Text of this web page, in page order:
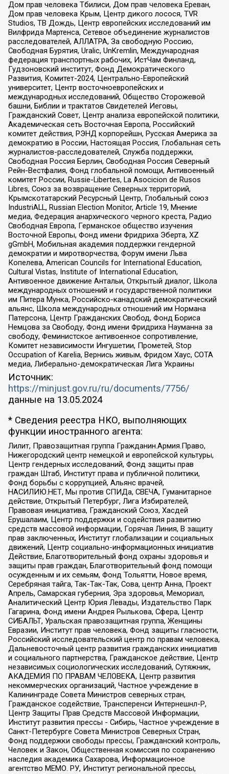
Дом прав человека Тбилиси, Дом прав человека Ереван,
Дом прав человека Крым, Центр дикого лосося, TVR
Studios, ТВ Дождь, Центр европейских исследований им
Вилфрида Мартенса, Сетевое объединение журналистов
расследователей, АЛЛАТРА, За свободную Россию,
Свободная Бурятия, Uralic, UnKremlin, Международная
федерация транспортных рабочих, ИстЧам Финланд,
Гудзоновский институт, Фонд Демократического
Развития, Комитет-2024, Центрально-Европейский
университет, Центр восточноевропейских и
международных исследований, Общество Сторожевой
башни, Библии и трактатов Свидетелей Иеговы,
Гражданский Совет, Центр анализа европейской политики,
Академическая сеть Восточная Европа, Российский
комитет действия, РЭНД корпорейшн, Русская Америка за
демократию в России, Настоящая Россия, Глобальная сеть
журналистов-расследователей, Служба поддержки,
Свободная Россия Берлин, Свободная Россия Северный
Рейн-Вестфалия, Фонд глобальной помощи, Антивоенный
комитет России, Russie-Libertes, La Asocicion de Rusos
Libres, Союз за возвращение Северных территорий,
Крымскотатарский Ресурсный Центр, Глобальный союз
IndustriALL, Russian Election Monitor, Article 19, Мнение
медиа, Федерация анархического черного креста, Радио
Свободная Европа, Германское общество изучения
Восточной Европы, Фонд имени Фридриха Эберта, XZ
gGmbH, Мобильная академия поддержки гендерной
демократии и миротворчества, Форум имени Льва
Копелева, American Councils for International Education,
Cultural Vistas, Institute of International Education,
Антивоенное движение Антальи, Открытый диалог, Школа
международных отношений и государственной политики
им Питера Мунка, Российско-канадский демократический
альянс, Школа международных отношений им Нормана
Патерсона, Центр Гражданских Свобод, Фонд Бориса
Немцова за Свободу, Фонд имени Фридриха Науманна за
свободу, Феминистское антивоенное сопротивление,
Комитет независимости Ингушетии, Прометей, Stop
Occupation of Karelia, Вернись живым, Фридом Хаус, СОТА
медиа, Либерально-демократическая Лига Украины
Источник:
https://minjust.gov.ru/ru/documents/7756/
данные на 13.05.2024
* Сведения реестра НКО, выполняющих
функции иностранного агента:
Лилит, Правозащитная группа Гражданин.Армия.Право,
Нижегородский центр немецкой и европейской культуры,
Центр гендерных исследований, Фонд защиты прав
граждан Штаб, Институт права и публичной политики,
Фонд борьбы с коррупцией, Альянс врачей,
НАСИЛИЮ.НЕТ, Мы против СПИДа, СВЕЧА, Гуманитарное
действие, Открытый Петербург, Лига Избирателей,
Правовая инициатива, Гражданский Союз, Хасдей
Ерушалаим, Центр поддержки и содействия развитию
средств массовой информации, Горячая Линия, В защиту
прав заключенных, Институт глобализации и социальных
движений, Центр социально-информационных инициатив
Действие, Благотворительный фонд охраны здоровья и
защиты прав граждан, Благотворительный фонд помощи
осужденным и их семьям, Фонд Тольятти, Новое время,
Серебряная тайга, Так-Так-Так, Сова, центр Анна, Проект
Апрель, Самарская губерния, Эра здоровья, Мемориал,
Аналитический Центр Юрия Левады, Издательство Парк
Гагарина, Фонд имени Андрея Рылькова, Сфера, Центр
СИБАЛЬТ, Уральская правозащитная группа, Женщины
Евразии, Институт прав человека, Фонд защиты гласности,
Российский исследовательский центр по правам человека,
Дальневосточный центр развития гражданских инициатив
и социального партнерства, Гражданское действие, Центр
независимых социологических исследований, Сутяжник,
АКАДЕМИЯ ПО ПРАВАМ ЧЕЛОВЕКА, Центр развития
некоммерческих организаций, Частное учреждение в
Калининграде Совета Министров северных стран,
Гражданское содействие, Трансперенси Интернешнл-Р,
Центр Защиты Прав Средств Массовой Информации,
Институт развития прессы - Сибирь, Частное учреждение в
Санкт-Петербурге Совета Министров Северных Стран,
Фонд поддержки свободы прессы, Гражданский контроль,
Человек и Закон, Общественная комиссия по сохранению
наследия академика Сахарова, Информационное
агентство МЕМО. РУ, Институт региональной прессы,